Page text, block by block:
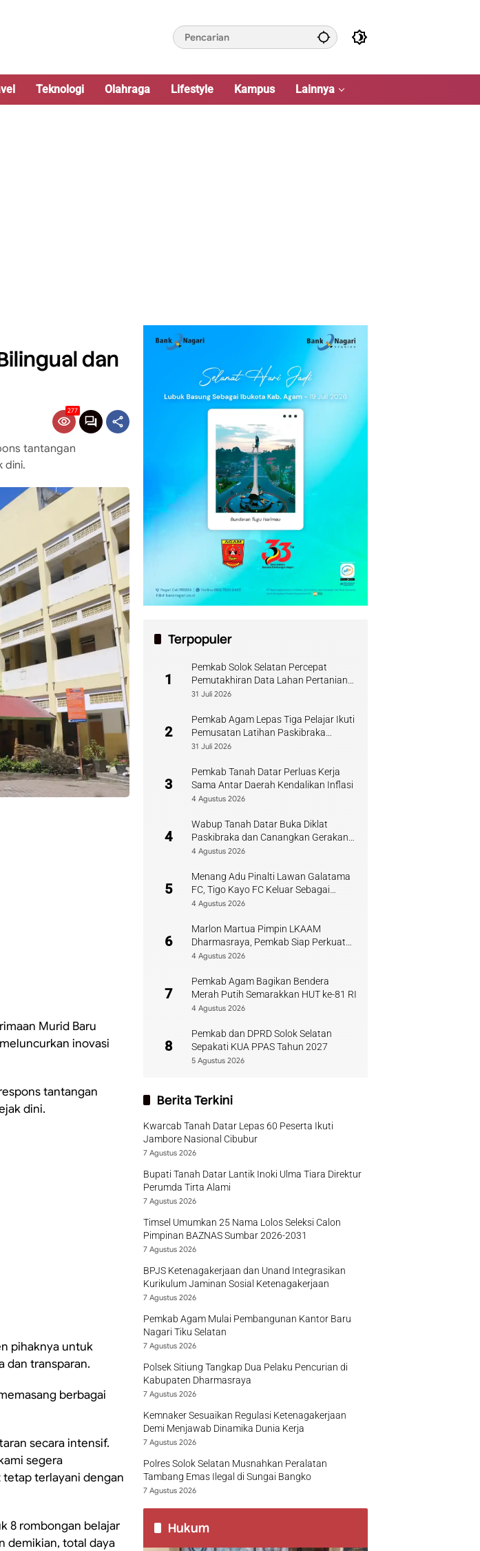
Teknologi Olahraga Lifestyle Kampus Lainnya
dan
277
tantangan
dini.
Murid Baru
inovasi
tantangan
dini.
pihaknya untuk
dan transparan.
berbagai
secara intensif.
segera
tetap terlayani dengan
8 rombongan belajar
demikian, total daya
Terpopuler
1
Pemkab Solok Selatan Percepat
Pemutakhiran Data Lahan Pertanian
Pangan Berkelanjutan
31 Juli 2026
2
Pemkab Agam Lepas Tiga Pelajar Ikuti
Pemusatan Latihan Paskibraka
Sumbar
31 Juli 2026
3
Pemkab Tanah Datar Perluas Kerja
Sama Antar Daerah Kendalikan Inflasi
4 Agustus 2026
4
Wabup Tanah Datar Buka Diklat
Paskibraka dan Canangkan Gerakan
Bendera
4 Agustus 2026
5
Menang Adu Pinalti Lawan Galatama
FC, Tigo Kayo FC Keluar Sebagai
Juara Piala Walikota Payakumbuh
4 Agustus 2026
6
Marlon Martua Pimpin LKAAM
Dharmasraya, Pemkab Siap Perkuat
Sinergi Adat
4 Agustus 2026
7
Pemkab Agam Bagikan Bendera
Merah Putih Semarakkan HUT ke-81 RI
4 Agustus 2026
8
Pemkab dan DPRD Solok Selatan
Sepakati KUA PPAS Tahun 2027
5 Agustus 2026
Berita Terkini
Kwarcab Tanah Datar Lepas 60 Peserta Ikuti
Jambore Nasional Cibubur
7 Agustus 2026
Bupati Tanah Datar Lantik Inoki Ulma Tiara Direktur
Perumda Tirta Alami
7 Agustus 2026
Timsel Umumkan 25 Nama Lolos Seleksi Calon
Pimpinan BAZNAS Sumbar 2026-2031
7 Agustus 2026
BPJS Ketenagakerjaan dan Unand Integrasikan
Kurikulum Jaminan Sosial Ketenagakerjaan
7 Agustus 2026
Pemkab Agam Mulai Pembangunan Kantor Baru
Nagari Tiku Selatan
7 Agustus 2026
Polsek Sitiung Tangkap Dua Pelaku Pencurian di
Kabupaten Dharmasraya
7 Agustus 2026
Kemnaker Sesuaikan Regulasi Ketenagakerjaan
Demi Menjawab Dinamika Dunia Kerja
7 Agustus 2026
Polres Solok Selatan Musnahkan Peralatan
Tambang Emas Ilegal di Sungai Bangko
7 Agustus 2026
Hukum